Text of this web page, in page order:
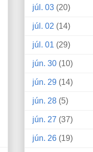
júl. 03 (20)
júl. 02 (14)
júl. 01 (29)
jún. 30 (10)
jún. 29 (14)
jún. 28 (5)
jún. 27 (37)
jún. 26 (19)